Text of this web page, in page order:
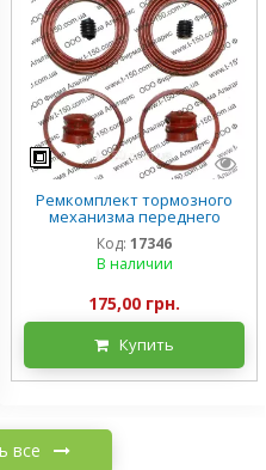
Ремкомплект тормозного
механизма переднего
колеса (суппорта) ЗИЛ-5301
Бычок, силикон
Код: 17346
В наличии
175,00 грн.
Купить
все